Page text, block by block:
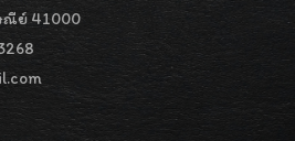
ณีย์ 41000